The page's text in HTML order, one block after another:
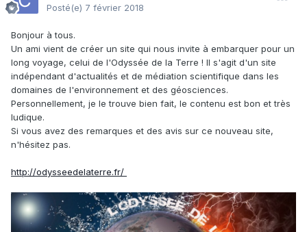
Posté(e) 7 février 2018
Bonjour à tous.
Un ami vient de créer un site qui nous invite à embarquer pour un
long voyage, celui de l'Odyssée de la Terre ! Il s'agit d'un site
indépendant d'actualités et de médiation scientifique dans les
domaines de l'environnement et des géosciences.
Personnellement, je le trouve bien fait, le contenu est bon et très
ludique.
Si vous avez des remarques et des avis sur ce nouveau site,
n'hésitez pas.
http://odysseedelaterre.fr/